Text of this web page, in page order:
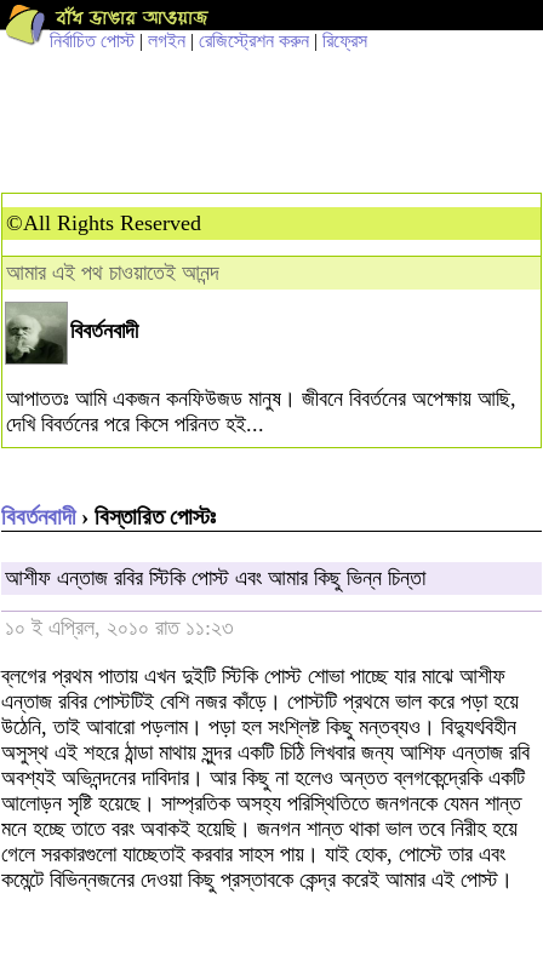
নির্বাচিত পোস্ট| লগইন | রেজিস্ট্রেশন করুন | রিফ্রেস
©All Rights Reserved
আমার এই পথ চাওয়াতেই আনন্দ
বিবর্তনবাদী
আপাততঃ আমি একজন কনফিউজড মানুষ। জীবনে বিবর্তনের অপেক্ষায় আছি,
দেখি বিবর্তনের পরে কিসে পরিনত হই...
বিবর্তনবাদী› বিস্তারিত পোস্টঃ
আশীফ এন্তাজ রবির স্টিকি পোস্ট এবং আমার কিছু ভিন্ন চিন্তা
১০ ই এপ্রিল, ২০১০ রাত ১১:২৩
ব্লগের প্রথম পাতায় এখন দুইটি স্টিকি পোস্ট শোভা পাচ্ছে যার মাঝে আশীফ
এন্তাজ রবির পোস্টটিই বেশি নজর কাঁড়ে। পোস্টটি প্রথমে ভাল করে পড়া হয়ে
উঠেনি, তাই আবারো পড়লাম। পড়া হল সংশ্লিষ্ট কিছু মন্তব্যও। বিদ্যুৎবিহীন
অসুস্থ এই শহরে ঠান্ডা মাথায় সুন্দর একটি চিঠি লিখবার জন্য আশিফ এন্তাজ রবি
অবশ্যই অভিনন্দনের দাবিদার। আর কিছু না হলেও অন্তত ব্লগকেন্দ্রেকি একটি
আলোড়ন সৃষ্টি হয়েছে। সাম্প্রতিক অসহ্য পরিস্থিতিতে জনগনকে যেমন শান্ত
মনে হচ্ছে তাতে বরং অবাকই হয়েছি। জনগন শান্ত থাকা ভাল তবে নিরীহ হয়ে
গেলে সরকারগুলো যাচ্ছেতাই করবার সাহস পায়। যাই হোক, পোস্টে তার এবং
কমেন্টে বিভিন্নজনের দেওয়া কিছু প্রস্তাবকে কেন্দ্র করেই আমার এই পোস্ট।